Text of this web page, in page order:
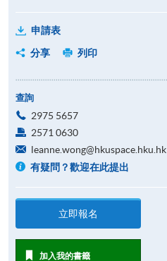
申請表
分享
列印
查詢
2975 5657
2571 0630
leanne.wong@hkuspace.hku.hk
有疑問？歡迎在此提出
立即報名
加入我的書籤